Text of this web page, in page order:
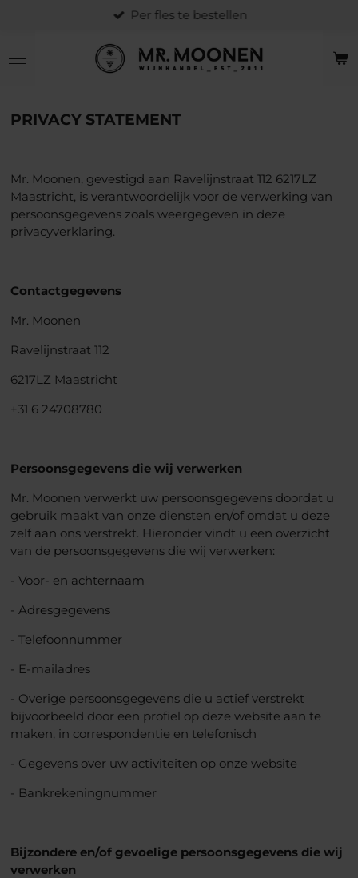
naar
de
Per fles te bestellen
PRIVACY STATEMENT
Mr. Moonen, gevestigd aan Ravelijnstraat 112 6217LZ
Maastricht, is verantwoordelijk voor de verwerking van
persoonsgegevens zoals weergegeven in deze
privacyverklaring.
Contactgegevens
Mr. Moonen
Ravelijnstraat 112
6217LZ Maastricht
+31 6 24708780
Persoonsgegevens die wij verwerken
Mr. Moonen verwerkt uw persoonsgegevens doordat u
gebruik maakt van onze diensten en/of omdat u deze
zelf aan ons verstrekt. Hieronder vindt u een overzicht
van de persoonsgegevens die wij verwerken:
- Voor- en achternaam
- Adresgegevens
- Telefoonnummer
- E-mailadres
- Overige persoonsgegevens die u actief verstrekt
bijvoorbeeld door een profiel op deze website aan te
maken, in correspondentie en telefonisch
- Gegevens over uw activiteiten op onze website
- Bankrekeningnummer
Bijzondere en/of gevoelige persoonsgegevens die wij
verwerken